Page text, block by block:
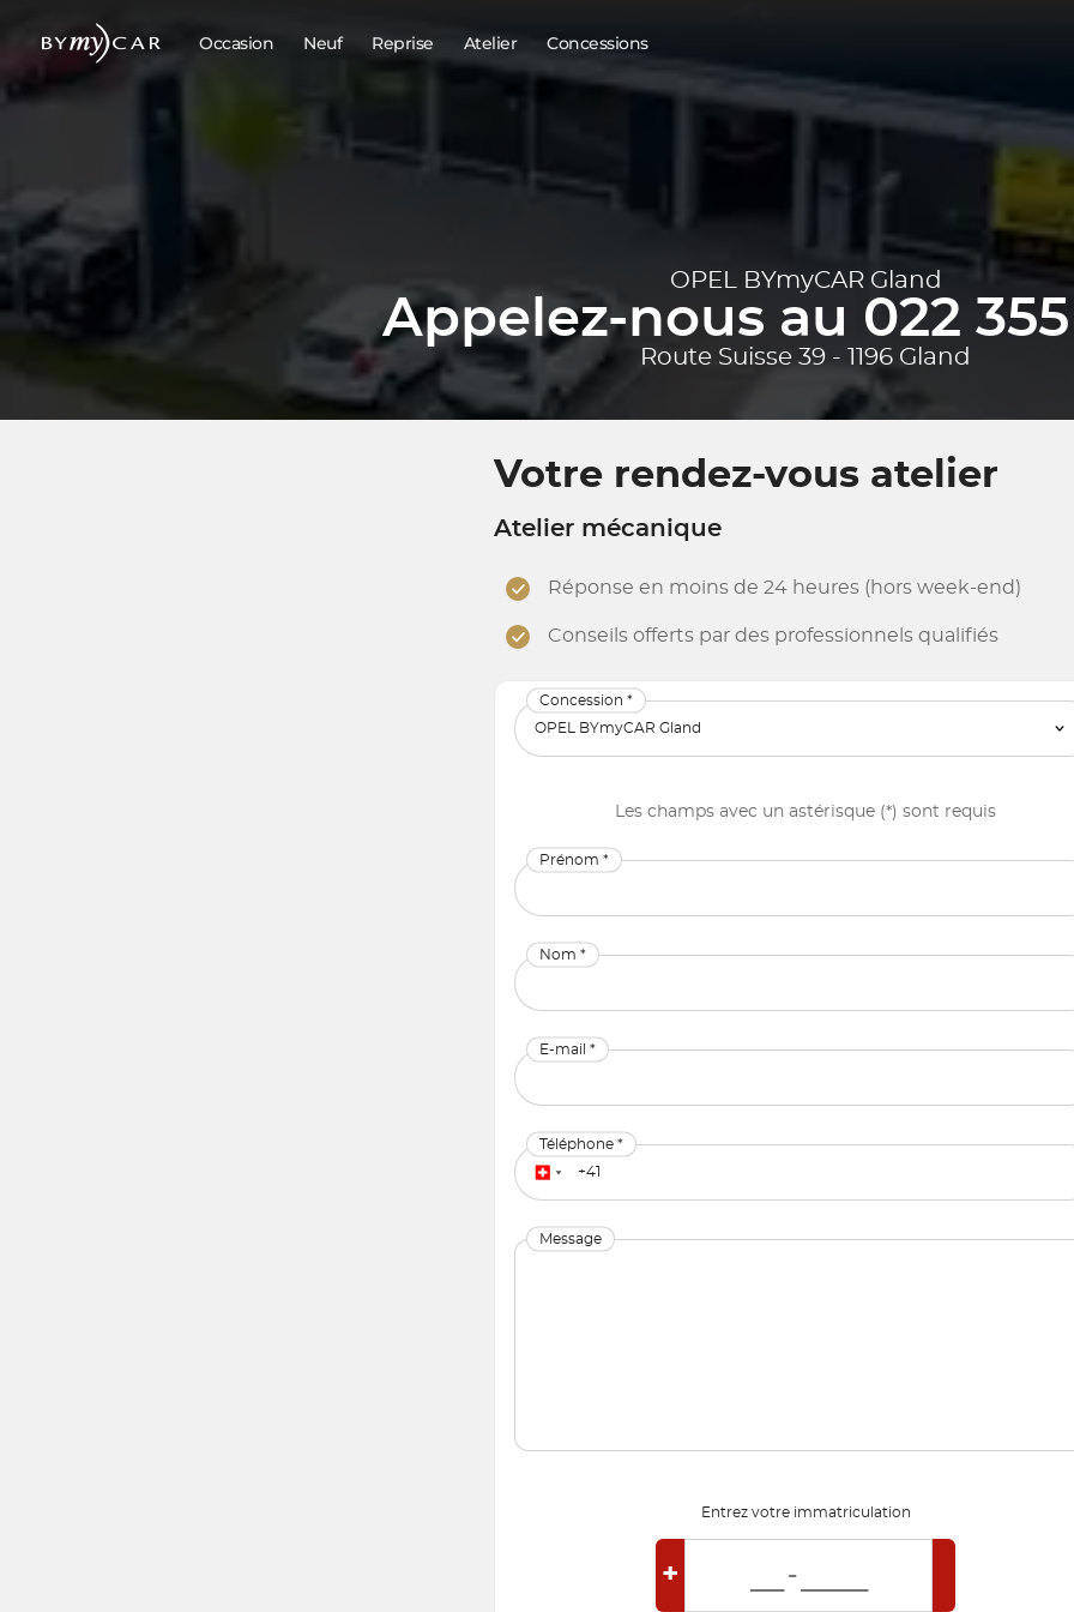
Occasion Neuf Reprise Atelier Concessions
OPEL BYmyCAR Gland
Appelez-nous au 022
Route Suisse 39 - 1196 Gland
Votre rendez-vous atelier
Atelier mécanique
Réponse en moins de 24 heures (hors week-end)
Conseils offerts par des professionnels qualifiés
Concession *
Les champs avec un astérisque (*) sont requis
Prénom *
Nom *
E-mail *
Téléphone *
Message
Entrez votre immatriculation
+